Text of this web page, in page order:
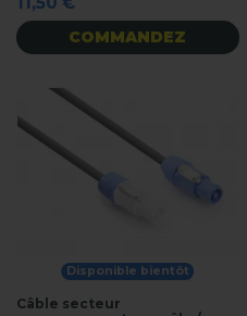
COMMANDEZ
Disponible bientôt
Câble secteur